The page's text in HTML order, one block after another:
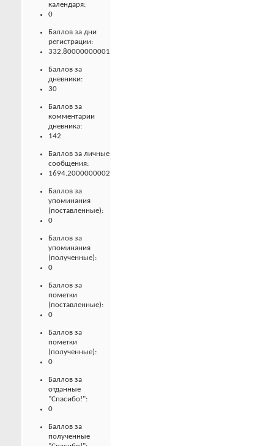
календаря:
0
Баллов за дни
регистрации:
332.80000000001
Баллов за
дневники:
30
Баллов за
комментарии
дневника:
142
Баллов за личные
сообщения:
1694.2000000002
Баллов за
упоминания
(поставленные):
0
Баллов за
упоминания
(полученные):
0
Баллов за
пометки
(поставленные):
0
Баллов за
пометки
(полученные):
0
Баллов за
отданные
"Спасибо!":
0
Баллов за
полученные